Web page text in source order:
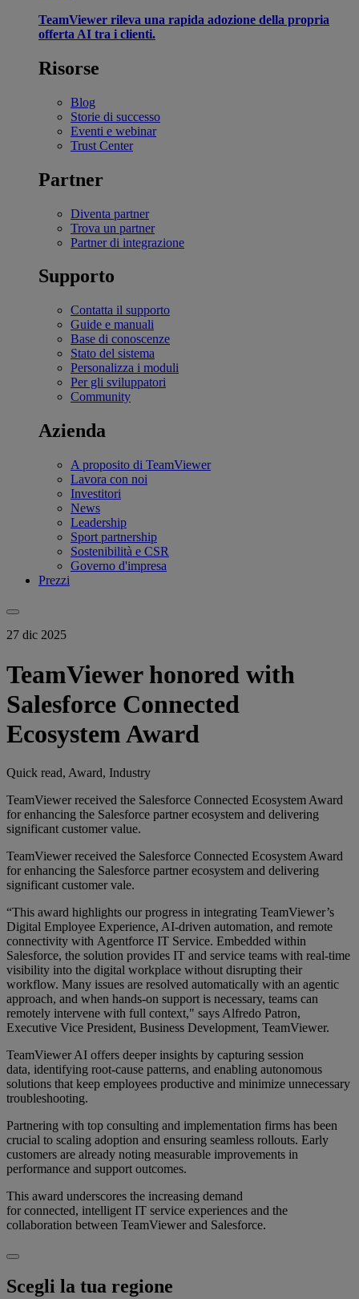
TeamViewer rileva una rapida adozione della propria
offerta AI tra i clienti.
Risorse
Blog
Storie di successo
Eventi e webinar
Trust Center
Partner
Diventa partner
Trova un partner
Partner di integrazione
Supporto
Contatta il supporto
Guide e manuali
Base di conoscenze
Stato del sistema
Personalizza i moduli
Per gli sviluppatori
Community
Azienda
A proposito di TeamViewer
Lavora con noi
Investitori
News
Leadership
Sport partnership
Sostenibilità e CSR
Governo d'impresa
Prezzi
27 dic 2025
TeamViewer honored with
Salesforce Connected
Ecosystem Award
Quick read, Award, Industry
TeamViewer received the Salesforce Connected Ecosystem Award
for enhancing the Salesforce partner ecosystem and delivering
significant customer value.
TeamViewer received the Salesforce Connected Ecosystem Award
for enhancing the Salesforce partner ecosystem and delivering
significant customer vale.
“This award highlights our progress in integrating TeamViewer’s
Digital Employee Experience, AI-driven automation, and remote
connectivity with Agentforce IT Service. Embedded within
Salesforce, the solution provides IT and service teams with real-time
visibility into the digital workplace without disrupting their
workflow. Many issues are resolved automatically with an agentic
approach, and when hands-on support is necessary, teams can
remotely intervene with full context," says Alfredo Patron,
Executive Vice President, Business Development, TeamViewer.
TeamViewer AI offers deeper insights by capturing session
data, identifying root-cause patterns, and enabling autonomous
solutions that keep employees productive and minimize unnecessary
troubleshooting.
Partnering with top consulting and implementation firms has been
crucial to scaling adoption and ensuring seamless rollouts. Early
customers are already noting measurable improvements in
performance and support outcomes.
This award underscores the increasing demand
for connected, intelligent IT service experiences and the
collaboration between TeamViewer and Salesforce.
Scegli la tua regione